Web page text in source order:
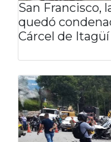
San Francisco,
quedó
Cárcel de Itagüí